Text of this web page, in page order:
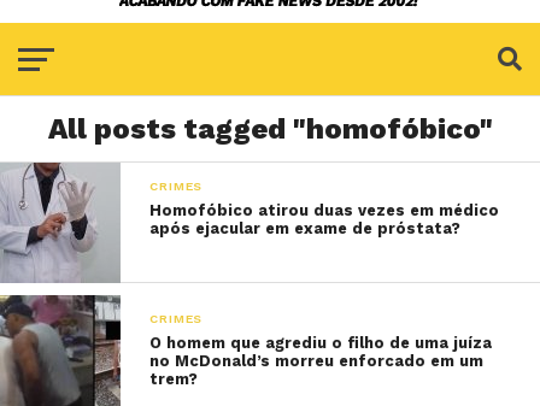
All posts tagged "homofóbico"
CRIMES
Homofóbico atirou duas vezes em médico
após ejacular em exame de próstata?
CRIMES
O homem que agrediu o filho de uma juíza
no McDonald’s morreu enforcado em um
trem?